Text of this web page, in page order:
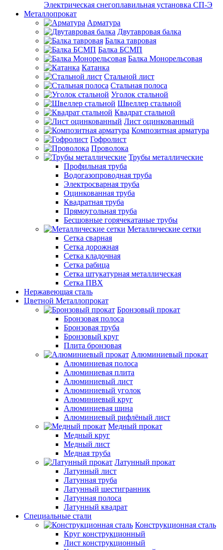
Электрическая снегоплавильная установка СП-Э
Металлопрокат
Арматура
Двутавровая балка
Балка тавровая
Балка БСМП
Балка Монорельсовая
Катанка
Стальной лист
Стальная полоса
Уголок стальной
Швеллер стальной
Квадрат стальной
Лист оцинкованный
Композитная арматура
Гофролист
Проволока
Трубы металлические
Профильная труба
Водогазопроводная труба
Электросварная труба
Оцинкованная труба
Квадратная труба
Прямоугольная труба
Бесшовные горячекатаные трубы
Металлические сетки
Сетка сварная
Сетка дорожная
Сетка кладочная
Сетка рабица
Сетка штукатурная металлическая
Сетка ПВХ
Нержавеющая сталь
Цветной Металлопрокат
Бронзовый прокат
Бронзовая полоса
Бронзовая труба
Бронзовый круг
Плита бронзовая
Алюминиевый прокат
Алюминиевая полоса
Алюминиевая плита
Алюминиевый лист
Алюминиевый уголок
Алюминиевый круг
Алюминиевая шина
Алюминиевый рифлёный лист
Медный прокат
Медный круг
Медный лист
Медная труба
Латунный прокат
Латунный лист
Латунная труба
Латунный шестигранник
Латунная полоса
Латунный квадрат
Специальные стали
Конструкционная сталь
Круг конструкционный
Лист конструкционный